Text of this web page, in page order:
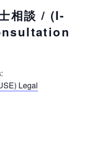
相談 / (I-
Legal